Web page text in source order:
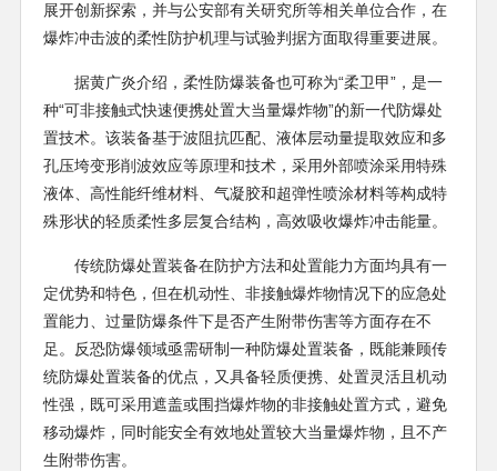
展开创新探索，并与公安部有关研究所等相关单位合作，在
爆炸冲击波的柔性防护机理与试验判据方面取得重要进展。
据黄广炎介绍，柔性防爆装备也可称为“柔卫甲”，是一
种“可非接触式快速便携处置大当量爆炸物”的新一代防爆处
置技术。该装备基于波阻抗匹配、液体层动量提取效应和多
孔压垮变形削波效应等原理和技术，采用外部喷涂采用特殊
液体、高性能纤维材料、气凝胶和超弹性喷涂材料等构成特
殊形状的轻质柔性多层复合结构，高效吸收爆炸冲击能量。
传统防爆处置装备在防护方法和处置能力方面均具有一
定优势和特色，但在机动性、非接触爆炸物情况下的应急处
置能力、过量防爆条件下是否产生附带伤害等方面存在不
足。反恐防爆领域亟需研制一种防爆处置装备，既能兼顾传
统防爆处置装备的优点，又具备轻质便携、处置灵活且机动
性强，既可采用遮盖或围挡爆炸物的非接触处置方式，避免
移动爆炸，同时能安全有效地处置较大当量爆炸物，且不产
生附带伤害。